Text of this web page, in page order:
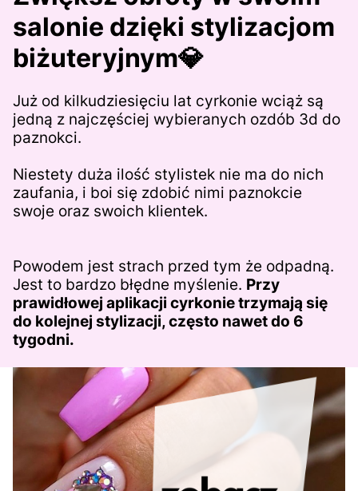
salonie dzięki stylizacjom
biżuteryjnym💎
Już od kilkudziesięciu lat cyrkonie wciąż są
jedną z najczęściej wybieranych ozdób 3d do
paznokci.
Niestety duża ilość stylistek nie ma do nich
zaufania, i boi się zdobić nimi paznokcie
swoje oraz swoich klientek.
Powodem jest strach przed tym że odpadną.
Jest to bardzo błędne myślenie. Przy
prawidłowej aplikacji cyrkonie trzymają się
do kolejnej stylizacji, często nawet do 6
tygodni.